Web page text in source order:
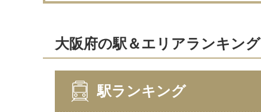
大阪府の駅＆エリアランキング
駅ランキング